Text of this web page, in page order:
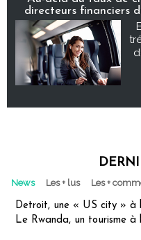
directeurs financiers
News Les + lus Les +
Detroit, une « US city » à
Le Rwanda, un tourisme